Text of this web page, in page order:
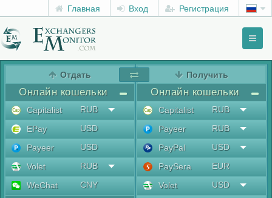
Главная Вход Регистрация
Отдать
Онлайн кошельки
Capitalist
RUB
EPay
USD
Payeer
USD
Volet
RUB
WeChat
CNY
Получить
Онлайн кошельки
Capitalist
RUB
Payeer
RUB
PayPal
USD
PaySera
EUR
Volet
USD